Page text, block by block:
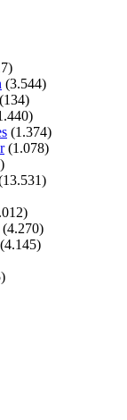
(3.544)
(134)
(1.374)
(1.078)
(4.270)
(4.145)